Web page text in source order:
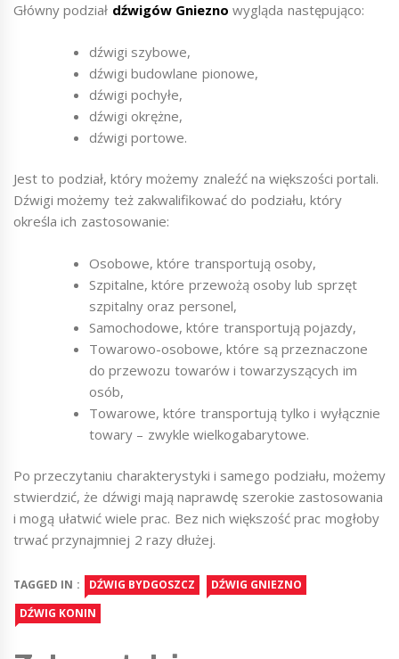
Główny podział dźwigów Gniezno wygląda następująco:
dźwigi szybowe,
dźwigi budowlane pionowe,
dźwigi pochyłe,
dźwigi okrężne,
dźwigi portowe.
Jest to podział, który możemy znaleźć na większości portali.
Dźwigi możemy też zakwalifikować do podziału, który
określa ich zastosowanie:
Osobowe, które transportują osoby,
Szpitalne, które przewożą osoby lub sprzęt
szpitalny oraz personel,
Samochodowe, które transportują pojazdy,
Towarowo-osobowe, które są przeznaczone
do przewozu towarów i towarzyszących im
osób,
Towarowe, które transportują tylko i wyłącznie
towary – zwykle wielkogabarytowe.
Po przeczytaniu charakterystyki i samego podziału, możemy
stwierdzić, że dźwigi mają naprawdę szerokie zastosowania
i mogą ułatwić wiele prac. Bez nich większość prac mogłoby
trwać przynajmniej 2 razy dłużej.
TAGGED IN : DŹWIG BYDGOSZCZ
DŹWIG GNIEZNO
DŹWIG KONIN